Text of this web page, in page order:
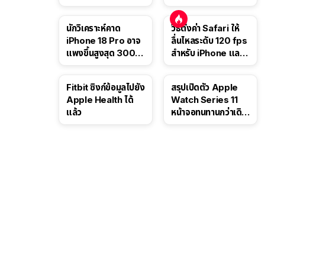
นี้
นักวิเคราะห์คาด
iPhone 18 Pro อาจ
แพงขึ้นสูงสุด 300
วิธีตั้งค่า Safari ให้
ลื่นไหลระดับ 120 fps
สำหรับ iPhone และ
Fitbit ซิงก์ข้อมูลไปยัง
Apple Health ได้
แล้ว
สรุปเปิดตัว Apple
Watch Series 11
หน้าจอทนทานกว่าเดิม